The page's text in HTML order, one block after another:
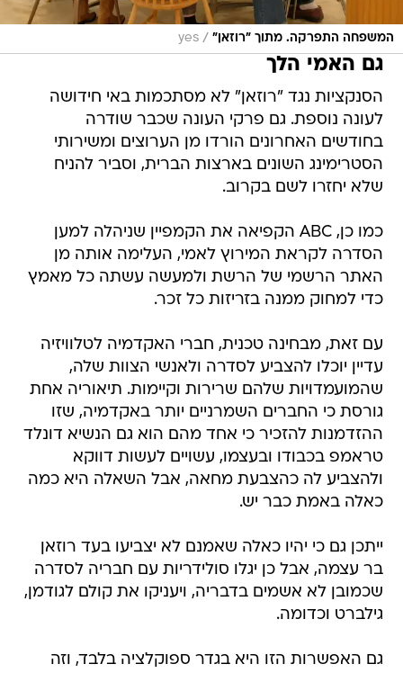
המשפחה התפרקה. מתוך "רוזאן" /
yes
גם האמי הלך
הסנקציות נגד "רוזאן" לא מסתכמות באי חידושה
לעונה נוספת. גם פרקי העונה שכבר שודרה
בחודשים האחרונים הורדו מן הערוצים ומשירותי
הסטרימינג השונים בארצות הברית, וסביר להניח
שלא יחזרו לשם בקרוב.
כמו כן, ABC הקפיאה את הקמפיין שניהלה למען
הסדרה לקראת המירוץ לאמי, העלימה אותה מן
האתר הרשמי של הרשת ולמעשה עשתה כל מאמץ
כדי למחוק ממנה בזריזות כל זכר.
עם זאת, מבחינה טכנית, חברי האקדמיה לטלוויזיה
עדיין יוכלו להצביע לסדרה ולאנשי הצוות שלה,
שהמועמדויות שלהם שרירות וקיימות. תיאוריה אחת
גורסת כי החברים השמרניים יותר באקדמיה, שזו
ההזדמנות להזכיר כי אחד מהם הוא גם הנשיא דונלד
טראמפ בכבודו ובעצמו, עשויים לעשות דווקא
ולהצביע לה כהצבעת מחאה, אבל השאלה היא כמה
כאלה באמת כבר יש.
ייתכן גם כי יהיו כאלה שאמנם לא יצביעו בעד רוזאן
בר עצמה, אבל כן יגלו סולידריות עם חבריה לסדרה
שכמובן לא אשמים בדבריה, ויעניקו את קולם לגודמן,
גילברט וכדומה.
גם האפשרות הזו היא בגדר ספוקלציה בלבד, וזה